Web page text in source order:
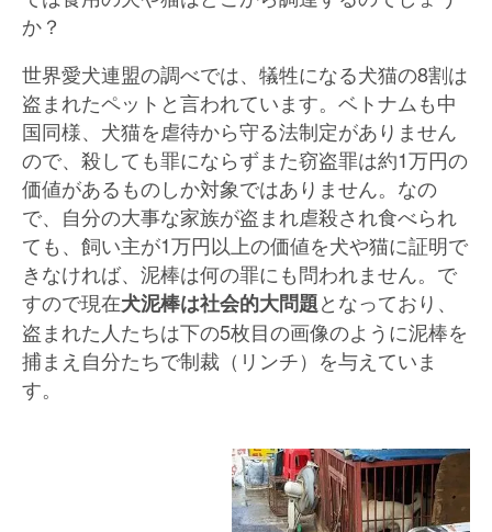
か？
世界愛犬連盟の調べでは、犠牲になる犬猫の8割は
盗まれたペットと言われています。ベトナムも中
国同様、犬猫を虐待から守る法制定がありません
ので、殺しても罪にならずまた窃盗罪は約1万円の
価値があるものしか対象ではありません。なの
で、自分の大事な家族が盗まれ虐殺され食べられ
ても、飼い主が1万円以上の価値を犬や猫に証明で
きなければ、泥棒は何の罪にも問われません。で
すので現在犬泥棒は社会的大問題となっており、
盗まれた人たちは下の5枚目の画像のように泥棒を
捕まえ自分たちで制裁（リンチ）を与えていま
す。